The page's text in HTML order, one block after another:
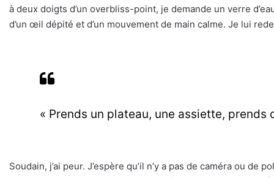
à deux doigts d’un overbliss-point, je demande un verre
d’un œil dépité et d’un mouvement de main calme. Je lui
« Prends un plateau, une assiette, prends
Soudain, j’ai peur. J’espère qu’il n’y a pas de caméra ou